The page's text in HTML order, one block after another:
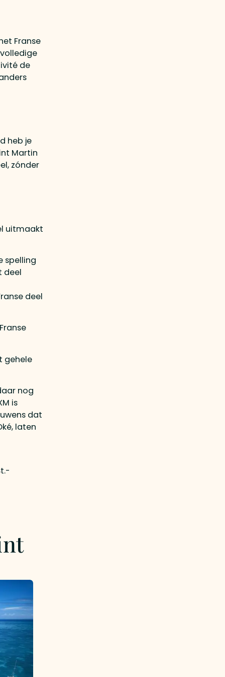
Franse
de
heb je
Martin
zónder
uitmaakt
spelling
deel
deel
gehele
nog
is
dat
laten